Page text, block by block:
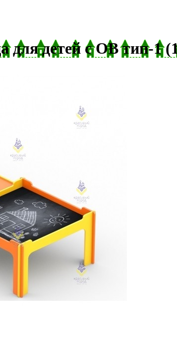
для детей с ОВ тип-1